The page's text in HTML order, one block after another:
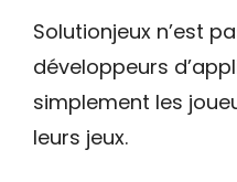
Solutionjeux n’est
développeurs
simplement les
leurs jeux.